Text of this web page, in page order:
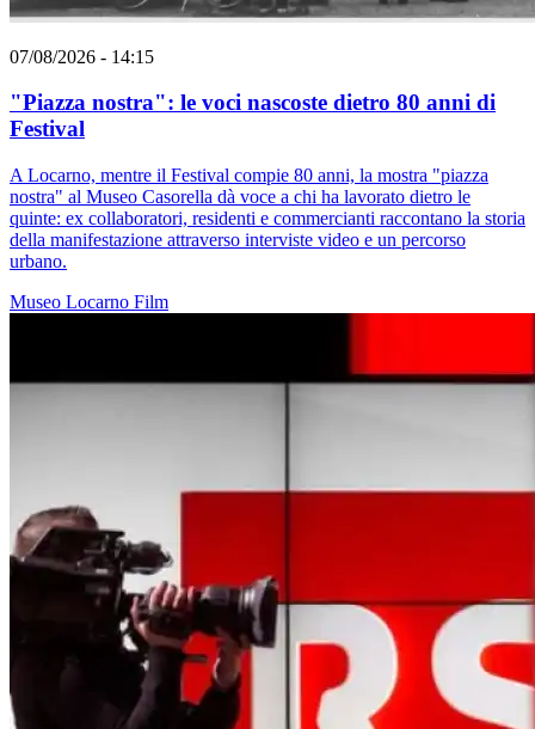
07/08/2026 - 14:15
"Piazza nostra": le voci nascoste dietro 80 anni di
Festival
A Locarno, mentre il Festival compie 80 anni, la mostra "piazza
nostra" al Museo Casorella dà voce a chi ha lavorato dietro le
quinte: ex collaboratori, residenti e commercianti raccontano la storia
della manifestazione attraverso interviste video e un percorso
urbano.
Museo Locarno Film